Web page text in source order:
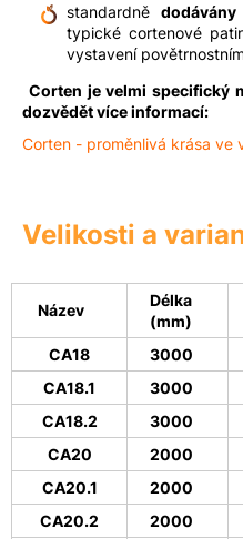
standardně
typické cortenové
vystavení
Corten je velmi specifický
dozvědět více informací:
Corten - proměnlivá krása ve
Velikosti a
Název
Délka
(mm)
CA18
3000
CA18.1
3000
CA18.2
3000
CA20
2000
CA20.1
2000
CA20.2
2000